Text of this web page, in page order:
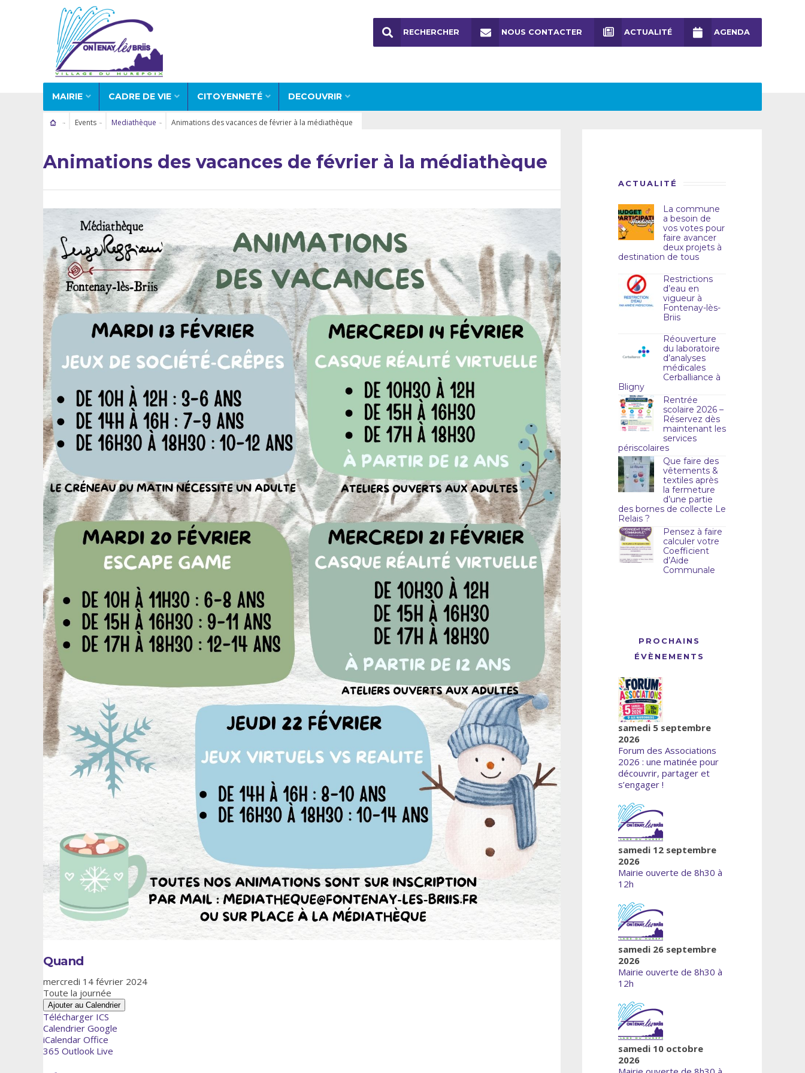
MAIRIE CADRE DE VIE CITOYENNETÉ DECOUVRIR
RECHERCHER NOUS CONTACTER ACTUALITÉ AGENDA
Events Mediathèque Animations des vacances de février à la médiathèque
Animations des vacances de février à la médiathèque
Quand
mercredi 14 février 2024
Toute la journée
Ajouter au Calendrier
Télécharger ICS
Calendrier Google
iCalendar Office
365 Outlook Live
ACTUALITÉ
La commune
a besoin de
vos votes pour
faire avancer
deux projets à
destination de tous
Restrictions
d’eau en
vigueur à
Fontenay-lès-
Briis
Réouverture
du laboratoire
d’analyses
médicales
Cerballiance à
Bligny
Rentrée
scolaire 2026 –
Réservez dès
maintenant les
services
périscolaires
Que faire des
vêtements &
textiles après
la fermeture
d’une partie
des bornes de collecte Le
Relais ?
Pensez à faire
calculer votre
Coefficient
d’Aide
Communale
PROCHAINS
ÉVÈNEMENTS
samedi 5 septembre
2026
Forum des Associations
2026 : une matinée pour
découvrir, partager et
s’engager !
samedi 12 septembre
2026
Mairie ouverte de 8h30 à
12h
samedi 26 septembre
2026
Mairie ouverte de 8h30 à
12h
samedi 10 octobre
2026